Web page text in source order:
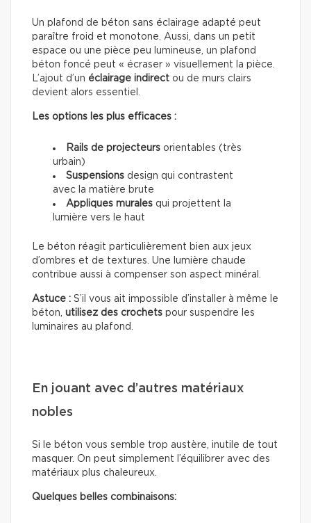
Un plafond de béton sans éclairage adapté peut
paraître froid et monotone. Aussi, dans un petit
espace ou une pièce peu lumineuse, un plafond
béton foncé peut « écraser » visuellement la pièce.
L’ajout d’un éclairage indirect ou de murs clairs
devient alors essentiel.
Les options les plus efficaces :
Rails de projecteurs orientables (très
urbain)
Suspensions design qui contrastent
avec la matière brute
Appliques murales qui projettent la
lumière vers le haut
Le béton réagit particulièrement bien aux jeux
d’ombres et de textures. Une lumière chaude
contribue aussi à compenser son aspect minéral.
Astuce : S’il vous ait impossible d’installer à même le
béton, utilisez des crochets pour suspendre les
luminaires au plafond.
En jouant avec d’autres matériaux
nobles
Si le béton vous semble trop austère, inutile de tout
masquer. On peut simplement l’équilibrer avec des
matériaux plus chaleureux.
Quelques belles combinaisons: